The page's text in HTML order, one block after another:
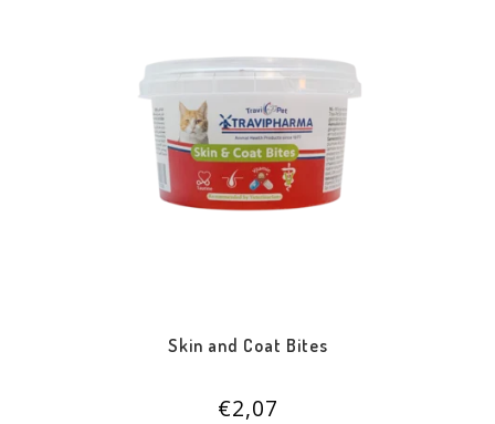
Skin and Coat Bites
€2,07